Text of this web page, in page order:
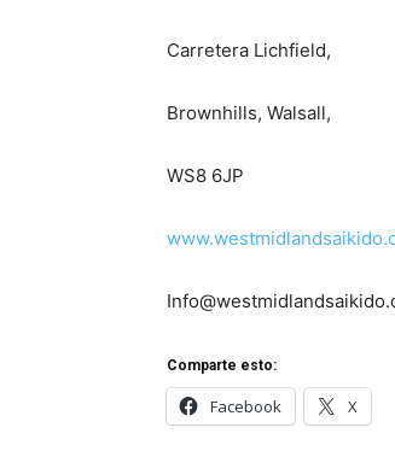
Carretera Lichfield,
Brownhills, Walsall,
WS8 6JP
Comparte esto:
Facebook X